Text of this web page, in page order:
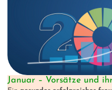
Januar – Vorsätze und